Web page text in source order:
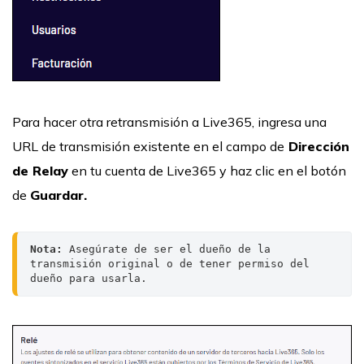
Para hacer otra retransmisión a Live365, ingresa una
URL de transmisión existente en el campo de Dirección
de Relay en tu cuenta de Live365 y haz clic en el botón
de Guardar.
Nota: Asegúrate de ser el dueño de la
transmisión original o de tener permiso del
dueño para usarla.